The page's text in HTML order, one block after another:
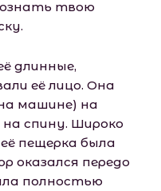
твою
длинные,
её лицо. Она
машине) на
спину. Широко
пещерка была
оказался передо
полностью